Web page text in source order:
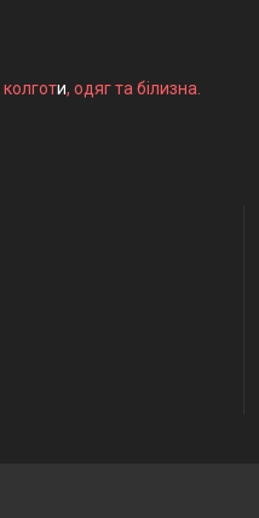
колготи, одяг та білизна.